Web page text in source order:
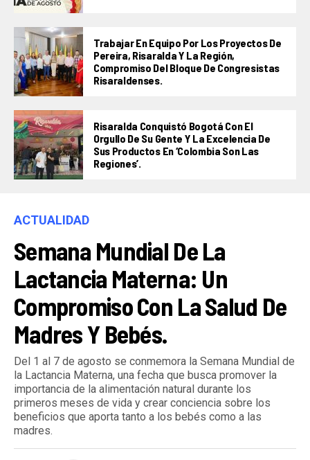
Trabajar En Equipo Por Los Proyectos De
Pereira, Risaralda Y La Región,
Compromiso Del Bloque De Congresistas
Risaraldenses.
Risaralda Conquistó Bogotá Con El
Orgullo De Su Gente Y La Excelencia De
Sus Productos En ‘Colombia Son Las
Regiones’.
ACTUALIDAD
Semana Mundial De La
Lactancia Materna: Un
Compromiso Con La Salud De
Madres Y Bebés.
Del 1 al 7 de agosto se conmemora la Semana Mundial de
la Lactancia Materna, una fecha que busca promover la
importancia de la alimentación natural durante los
primeros meses de vida y crear conciencia sobre los
beneficios que aporta tanto a los bebés como a las
madres.